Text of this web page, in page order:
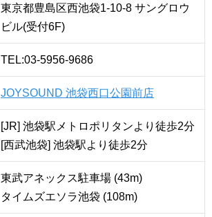
東京都豊島区西池袋1-10-8 サングロウ
ビル(受付6F)
TEL:03-5956-9686
JOYSOUND 池袋西口公園前店
[JR] 池袋駅メトロポリタンより徒歩2分
[西武池袋] 池袋駅より徒歩2分
東武アネックス駐車場 (43m)
タイムズエソラ池袋 (108m)